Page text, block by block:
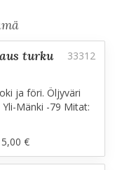
ja föri. Öljyväri
Yli-Mänki -79 Mitat:
€